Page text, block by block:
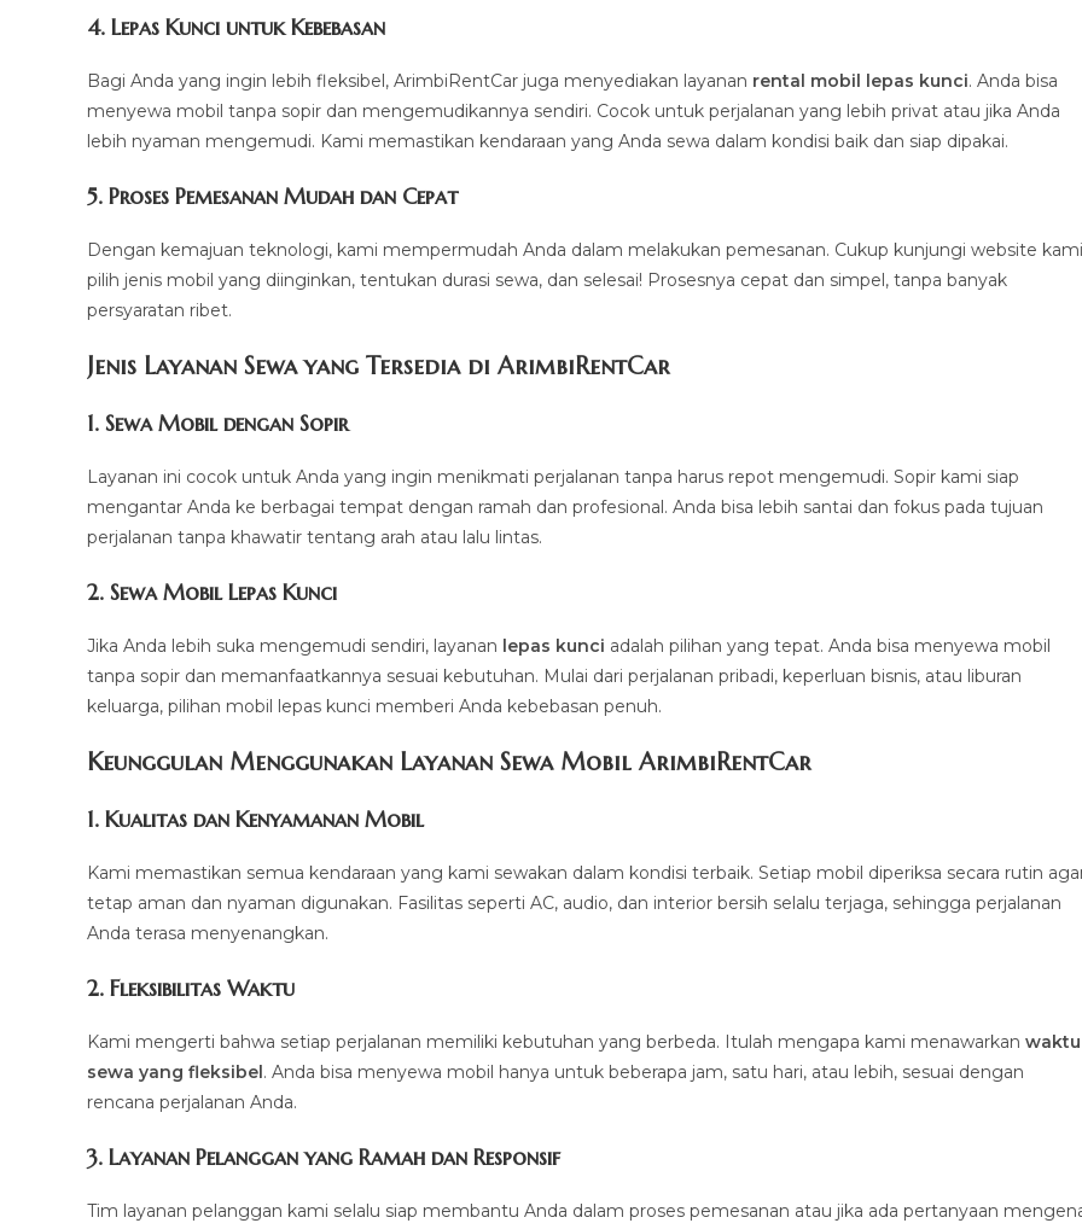
4. Lepas Kunci untuk Kebebasan
Bagi Anda yang ingin lebih fleksibel, ArimbiRentCar juga menyediakan layanan rental mobil lepas kunci. Anda bisa
menyewa mobil tanpa sopir dan mengemudikannya sendiri. Cocok untuk perjalanan yang lebih privat atau jika Anda
lebih nyaman mengemudi. Kami memastikan kendaraan yang Anda sewa dalam kondisi baik dan siap dipakai.
5. Proses Pemesanan Mudah dan Cepat
Dengan kemajuan teknologi, kami mempermudah Anda dalam melakukan pemesanan. Cukup kunjungi website
pilih jenis mobil yang diinginkan, tentukan durasi sewa, dan selesai! Prosesnya cepat dan simpel, tanpa banyak
persyaratan ribet.
Jenis Layanan Sewa yang Tersedia di ArimbiRentCar
1. Sewa Mobil dengan Sopir
Layanan ini cocok untuk Anda yang ingin menikmati perjalanan tanpa harus repot mengemudi. Sopir kami siap
mengantar Anda ke berbagai tempat dengan ramah dan profesional. Anda bisa lebih santai dan fokus pada tujuan
perjalanan tanpa khawatir tentang arah atau lalu lintas.
2. Sewa Mobil Lepas Kunci
Jika Anda lebih suka mengemudi sendiri, layanan lepas kunci adalah pilihan yang tepat. Anda bisa menyewa mobil
tanpa sopir dan memanfaatkannya sesuai kebutuhan. Mulai dari perjalanan pribadi, keperluan bisnis, atau liburan
keluarga, pilihan mobil lepas kunci memberi Anda kebebasan penuh.
Keunggulan Menggunakan Layanan Sewa Mobil ArimbiRentCar
1. Kualitas dan Kenyamanan Mobil
Kami memastikan semua kendaraan yang kami sewakan dalam kondisi terbaik. Setiap mobil diperiksa secara rutin
tetap aman dan nyaman digunakan. Fasilitas seperti AC, audio, dan interior bersih selalu terjaga, sehingga perjalanan
Anda terasa menyenangkan.
2. Fleksibilitas Waktu
Kami mengerti bahwa setiap perjalanan memiliki kebutuhan yang berbeda. Itulah mengapa kami menawarkan waktu
sewa yang fleksibel. Anda bisa menyewa mobil hanya untuk beberapa jam, satu hari, atau lebih, sesuai dengan
rencana perjalanan Anda.
3. Layanan Pelanggan yang Ramah dan Responsif
Tim layanan pelanggan kami selalu siap membantu Anda dalam proses pemesanan atau jika ada pertanyaan